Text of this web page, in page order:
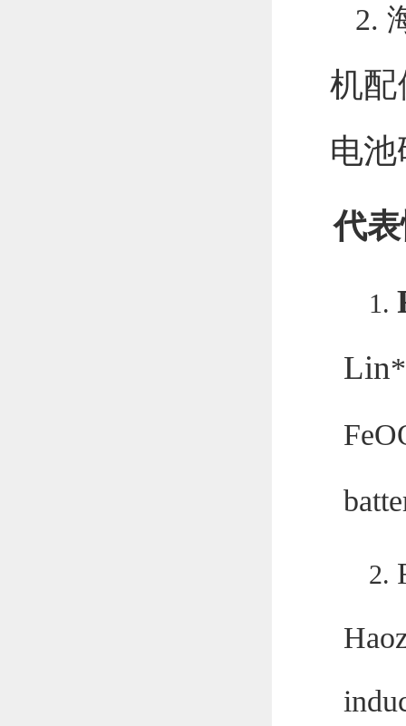
2.
机配
电
代
1.
Lin*
2.